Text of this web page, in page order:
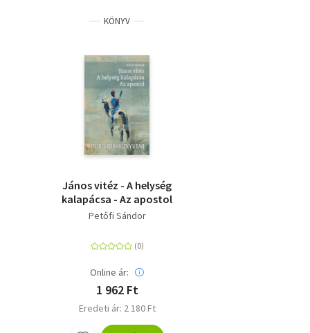
KÖNYV
János vitéz - A helység
kalapácsa - Az apostol
Petőfi Sándor
Online ár:
1 962 Ft
Eredeti ár: 2 180 Ft